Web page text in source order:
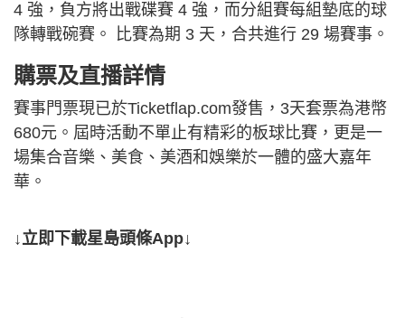
4 強，負方將出戰碟賽 4 強，而分組賽每組墊底的球
隊轉戰碗賽。 比賽為期 3 天，合共進行 29 場賽事。
購票及直播詳情
賽事門票現已於Ticketflap.com發售，3天套票為港幣
680元。屆時活動不單止有精彩的板球比賽，更是一
場集合音樂、美食、美酒和娛樂於一體的盛大嘉年
華。
↓立即下載星島頭條App↓